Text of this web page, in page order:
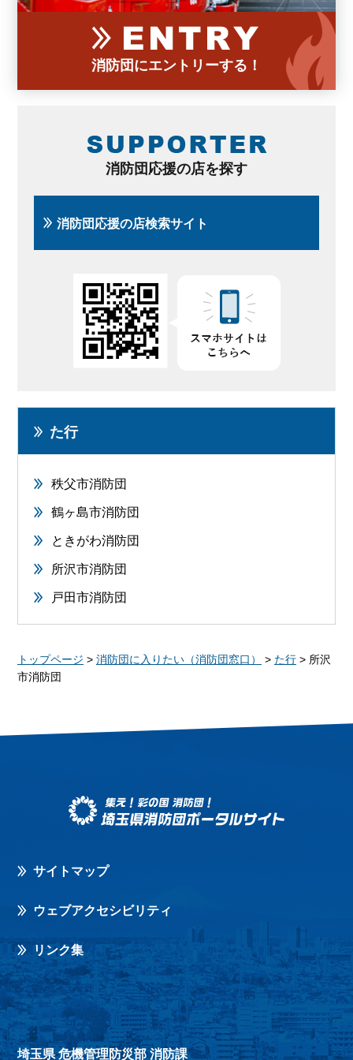
消防団にエントリーする！
消防団応援の店を探す
消防団応援の店検索サイト
た行
秩父市消防団
鶴ヶ島市消防団
ときがわ消防団
所沢市消防団
戸田市消防団
トップページ > 消防団に入りたい（消防団窓口） > た行 > 所沢
市消防団
サイトマップ
ウェブアクセシビリティ
リンク集
埼玉県 危機管理防災部 消防課